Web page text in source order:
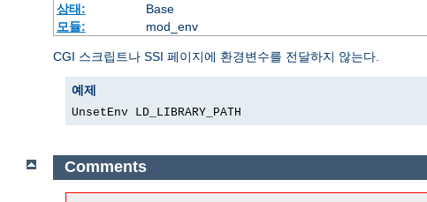
상태:
Base
모듈:
mod_env
CGI 스크립트나 SSI 페이지에 환경변수를 전달하지 않는다.
예제
UnsetEnv LD_LIBRARY_PATH
Comments